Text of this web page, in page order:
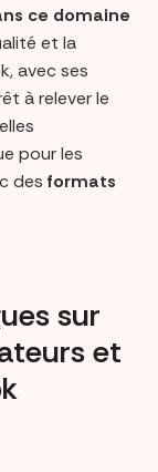
ce domaine
et la
avec ses
à relever le
pour les
des formats
sur
et